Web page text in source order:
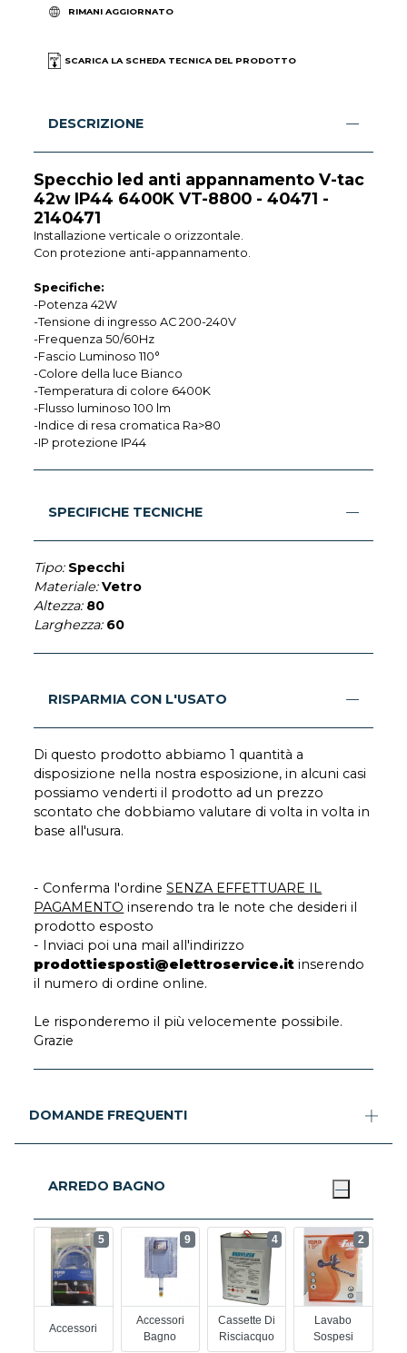
RIMANI AGGIORNATO
SCARICA LA SCHEDA TECNICA DEL PRODOTTO
DESCRIZIONE
Specchio led anti appannamento V-tac
42w IP44 6400K VT-8800 - 40471 -
2140471
Installazione verticale o orizzontale.
Con protezione anti-appannamento.
Specifiche:
-Potenza 42W
-Tensione di ingresso AC 200-240V
-Frequenza 50/60Hz
-Fascio Luminoso 110°
-Colore della luce Bianco
-Temperatura di colore 6400K
-Flusso luminoso 100 lm
-Indice di resa cromatica Ra>80
-IP protezione IP44
SPECIFICHE TECNICHE
Tipo: Specchi
Materiale: Vetro
Altezza: 80
Larghezza: 60
RISPARMIA CON L'USATO
Di questo prodotto abbiamo 1 quantità a
disposizione nella nostra esposizione, in alcuni casi
possiamo venderti il prodotto ad un prezzo
scontato che dobbiamo valutare di volta in volta in
base all'usura.
- Conferma l'ordineSENZA EFFETTUARE IL
PAGAMENTO inserendo tra le note che desideri il
prodotto esposto
- Inviaci poi una mail all'indirizzo
prodottiesposti@elettroservice.it inserendo
il numero di ordine online.
Le risponderemo il più velocemente possibile.
Grazie
DOMANDE FREQUENTI
ARREDO BAGNO
Accessori
5
Accessori
Bagno
9
Cassette Di
Risciacquo
4
Lavabo
Sospesi
2